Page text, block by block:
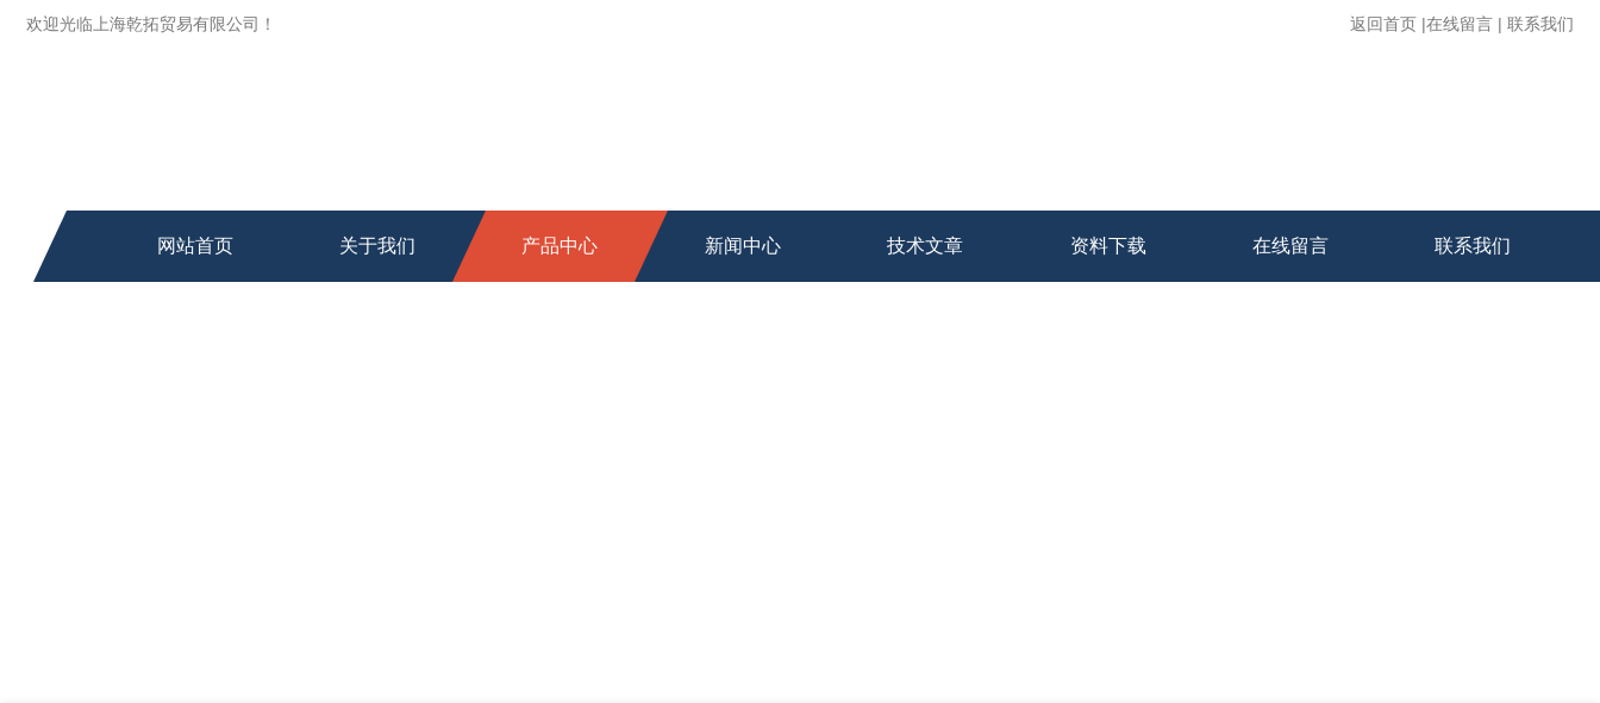
欢迎光临上海乾拓贸易有限公司！ 返回首页 |在线留言 | 联系我们
网站首页 关于我们 产品中心 新闻中心 技术文章 资料下载 在线留言 联系我们